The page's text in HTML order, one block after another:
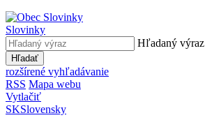
Slovinky
Hľadaný výraz
Hľadať
rozšírené vyhľadávanie
RSS Mapa webu
Vytlačiť
SKSlovensky